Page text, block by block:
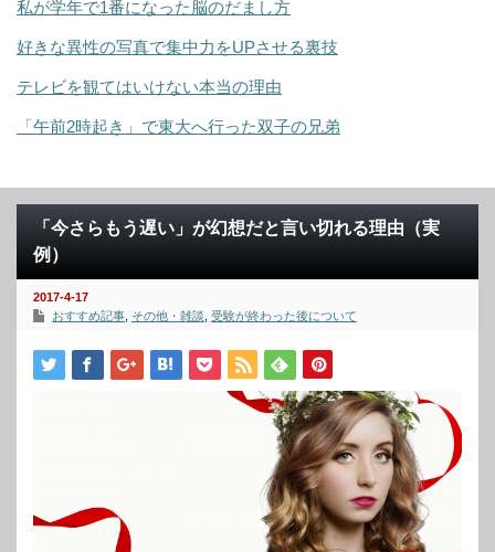
私が学年で1番になった脳のだまし方
好きな異性の写真で集中力をUPさせる裏技
テレビを観てはいけない本当の理由
「午前2時起き」で東大へ行った双子の兄弟
「今さらもう遅い」が幻想だと言い切れる理由（実
例）
2017-4-17
おすすめ記事 その他・雑談 受験が終わった後について